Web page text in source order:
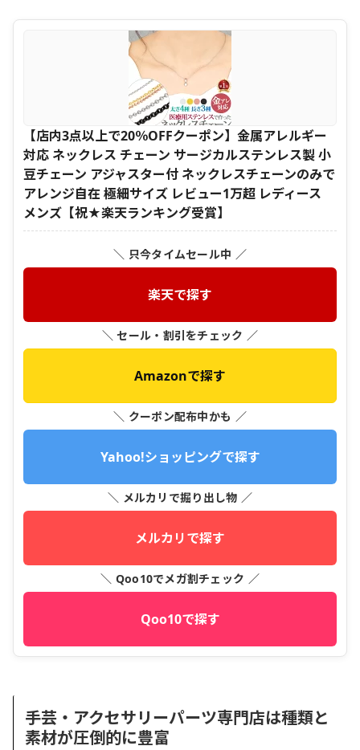
【店内3点以上で20％OFFクーポン】金属アレルギー
対応 ネックレス チェーン サージカルステンレス製 小
豆チェーン アジャスター付 ネックレスチェーンのみで
アレンジ自在 極細サイズ レビュー1万超 レディース
メンズ【祝★楽天ランキング受賞】
＼ 只今タイムセール中 ／
楽天で探す
＼ セール・割引をチェック ／
Amazonで探す
＼ クーポン配布中かも ／
Yahoo!ショッピングで探す
＼ メルカリで掘り出し物 ／
メルカリで探す
＼ Qoo10でメガ割チェック ／
Qoo10で探す
手芸・アクセサリーパーツ専門店は種類と
素材が圧倒的に豊富